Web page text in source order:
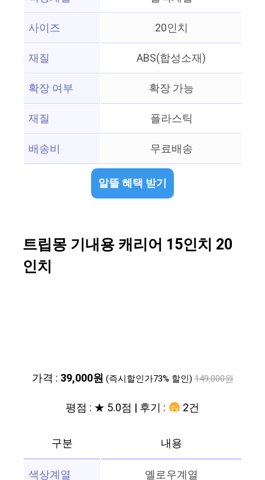
사이즈
20인치
재질
ABS(합성소재)
확장 여부
확장 가능
재질
플라스틱
배송비
무료배송
알뜰 혜택 받기
트립몽 기내용 캐리어 15인치 20
인치
가격 : 39,000원 (즉시할인가73% 할인) 149,000원
평점 : ★ 5.0점 | 후기 : 2건
구분
내용
색상계열
옐로우계열